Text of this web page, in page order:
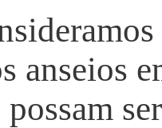
anseios